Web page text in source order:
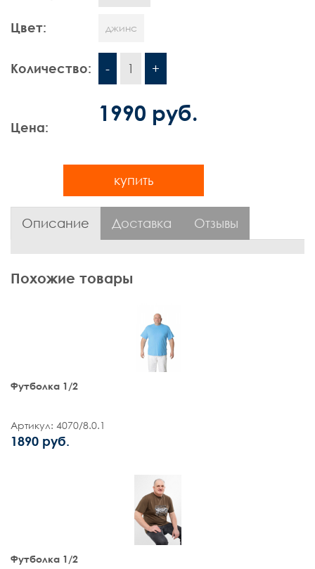
Цвет: джинс
Количество: - 1 +
Цена:
1990 руб.
купить
Описание Доставка Отзывы
Похожие товары
Футболка 1/2
Артикул: 4070/8.0.1
1890 руб.
Футболка 1/2